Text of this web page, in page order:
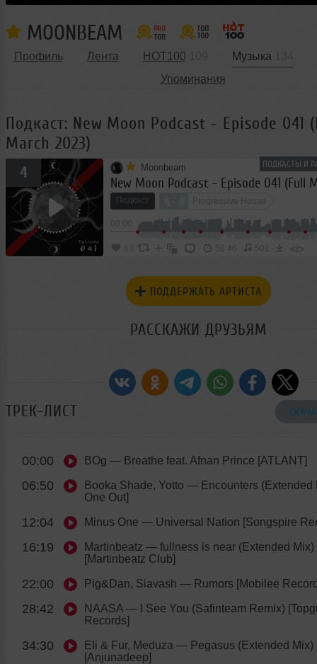
MOONBEAM
Профиль Лента HOT100 Музыка
Упоминания
Подкаст: New Moon Podcast - Episode 041
March 2023)
ПОДКАСТЫ И
4 Moonbeam
Подкаст Progressive House
63 56:46 501 </>
ПОДДЕРЖАТЬ АРТИСТА
РАССКАЖИ ДРУЗЬЯМ
ТРЕК-ЛИСТ
00:00 BOg — Breathe feat. Afnan Prince [ATLANT]
06:50 Booka Shade, Yotto — Encounters (Extended
One Out]
12:04 Minus One — Universal Nation [Songspire
16:19 Martinbeatz — fullness is near (Extended Mix)
[Martinbeatz Club]
22:00 Pig&Dan, Siavash — Rumors [Mobilee
28:42 NAASA — I See You (Safinteam Remix)
Records]
34:30 Eli & Fur, Meduza — Pegasus (Extended Mix)
[Anjunadeep]